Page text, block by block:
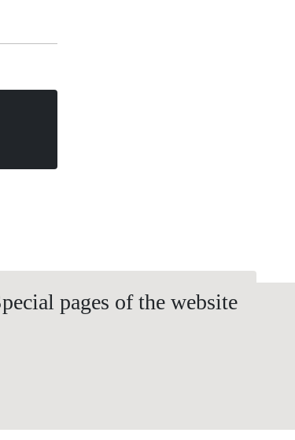
pages of the website